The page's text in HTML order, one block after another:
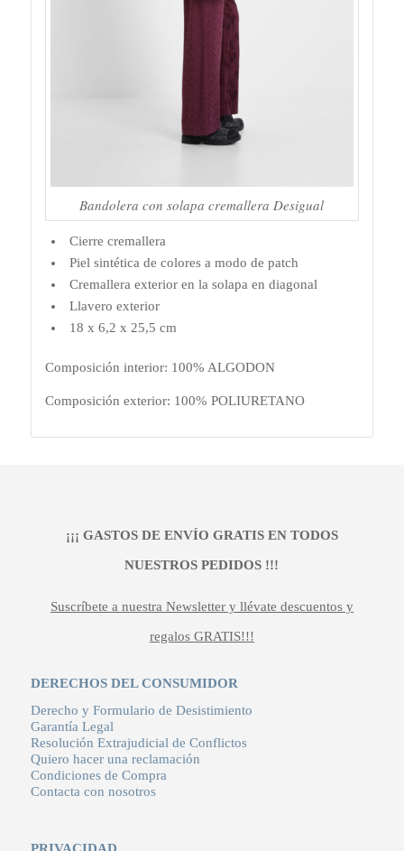
Bandolera con solapa cremallera Desigual
Cierre cremallera
Piel sintética de colores a modo de patch
Cremallera exterior en la solapa en diagonal
Llavero exterior
18 x 6,2 x 25,5 cm
Composición interior: 100% ALGODON
Composición exterior: 100% POLIURETANO
¡¡¡ GASTOS DE ENVÍO GRATIS EN TODOS
NUESTROS PEDIDOS !!!
Suscríbete a nuestra Newsletter y llévate descuentos y
regalos GRATIS!!!
DERECHOS DEL CONSUMIDOR
Derecho y Formulario de Desistimiento
Garantía Legal
Resolución Extrajudicial de Conflictos
Quiero hacer una reclamación
Condiciones de Compra
Contacta con nosotros
PRIVACIDAD